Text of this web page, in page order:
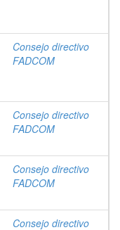
Consejo directivo
FADCOM
Consejo directivo
FADCOM
Consejo directivo
FADCOM
Consejo directivo